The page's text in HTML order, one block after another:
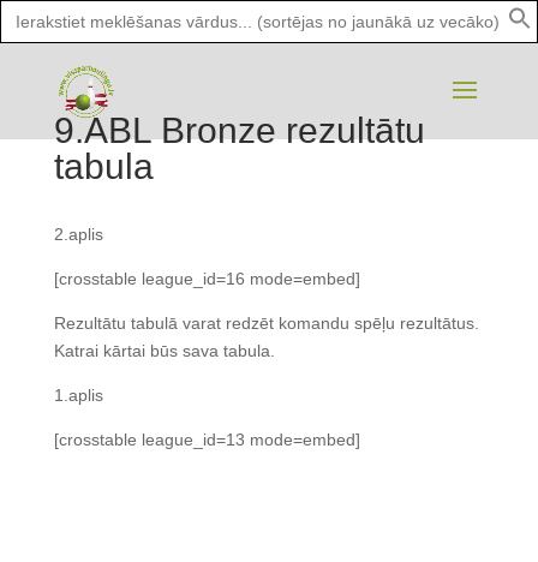
Search
for:
9.ABL Bronze rezultātu
tabula
2.aplis
[crosstable league_id=16 mode=embed]
Rezultātu tabulā varat redzēt komandu spēļu rezultātus.
Katrai kārtai būs sava tabula.
1.aplis
[crosstable league_id=13 mode=embed]